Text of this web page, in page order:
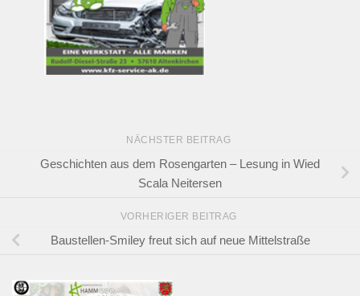
NÄCHSTER BEITRAG
Geschichten aus dem Rosengarten – Lesung in Wied
Scala Neitersen
VORHERIGER BEITRAG
Baustellen-Smiley freut sich auf neue Mittelstraße